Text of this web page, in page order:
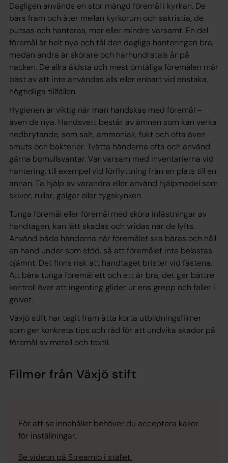
Dagligen används en stor mängd föremål i kyrkan. De
bärs fram och åter mellan kyrkorum och sakristia, de
putsas och hanteras, mer eller mindre varsamt. En del
föremål är helt nya och tål den dagliga hanteringen bra,
medan andra är skörare och harhundratals år på
nacken. De allra äldsta och mest ömtåliga föremålen mår
bäst av att inte användas alls eller enbart vid enstaka,
högtidliga tillfällen.
Hygienen är viktig när man handskas med föremål –
även de nya. Handsvett består av ämnen som kan verka
nedbrytande, som salt, ammoniak, fukt och ofta även
smuts och bakterier. Tvätta händerna ofta och använd
gärna bomullsvantar. Var varsam med inventarierna vid
hantering, till exempel vid förflyttning från en plats till en
annan. Ta hjälp av varandra eller använd hjälpmedel som
skivor, rullar, galgar eller tygskynken.
Tunga föremål eller föremål med sköra infästningar av
handtagen, kan lätt skadas och vridas när de lyfts.
Använd båda händerna när föremålet ska bäras och håll
en hand under som stöd, så att föremålet inte belastas
ojämnt. Det finns risk att handtaget brister vid fästena.
Att bära tunga föremål ett och ett är bra, det ger bättre
kontroll över att ingenting glider ur ens grepp och faller i
golvet.
Växjö stift har tagit fram åtta korta utbildningsfilmer
som ger konkreta tips och råd för att undvika skador på
föremål av metall och textil.
Filmer från Växjö stift
För att se innehållet behöver du acceptera kakor
för inställningar.
Se videon på Streamio i stället.